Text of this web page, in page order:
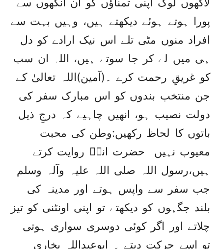
پورا ہوتے ہوئے دیکھتے ہیں، وہیں بہت سے
افراد منوں مٹی تلے اس نیک ارادے کو دل
ہی میں لے کر جا سوتے ہیں، اللہ ان سب
کو غریقِ رحمت کرے ۔(آمین)اللہ تعالیٰ کے
جن منتخب بندوں کو اس مبارک سفر کی
دولت نصیب ہو، انھیں چاہیے کہ درجِ ذیل
باتوں کا لحاظ رکھیں:وطن کی محبت
معیوب نہیں حضرت انسؓ روایت کرتے
ہیں،رسول اللہ صلی اللہ علیہ وآلہ وسلم
جب سفر سے واپس ہوتے اور مدینہ کی
بلند جگہوں کو دیکھتے تو اپنی اونٹنی کو تیز
چلاتے اور اگر کوئی دوسری سواری ہوتی
تو اسے حرکت دیتے ۔ ابوعبداللہ بخاری